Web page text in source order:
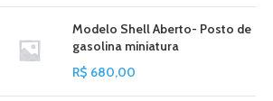
Modelo Shell Aberto- Posto de
gasolina miniatura
R$ 680,00